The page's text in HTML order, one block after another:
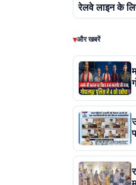
रेलवे लाइन के
▾और खबरें